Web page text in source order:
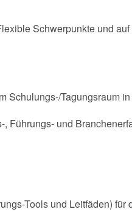
Schwerpunkte und
Tagungsraum
Führungs- und
Tools und Leitfäden) für